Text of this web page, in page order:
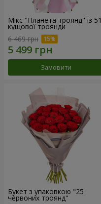
Мікс "Планета троянд" із 51
кущової троянди
6 469 грн
Замовити
Букет з упаковкою "25
червоних троянд"